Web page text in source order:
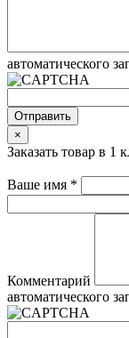
автоматического
Отправить
×
Заказать товар в 1
Ваше имя *
Комментарий
автоматического